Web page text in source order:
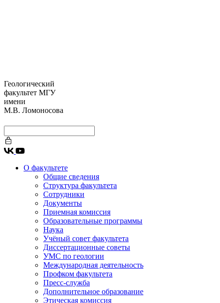
Геологический
факультет МГУ
имени
М.В. Ломоносова
О факультете
Общие сведения
Структура факультета
Сотрудники
Документы
Приемная комиссия
Образовательные программы
Наука
Учёный совет факультета
Диссертационные советы
УМС по геологии
Международная деятельность
Профком факультета
Пресс-служба
Дополнительное образование
Этическая комиссия